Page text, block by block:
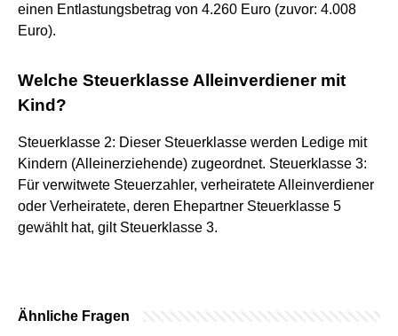
einen Entlastungsbetrag von 4.260 Euro (zuvor: 4.008
Euro).
Welche Steuerklasse Alleinverdiener mit
Kind?
Steuerklasse 2: Dieser Steuerklasse werden Ledige mit
Kindern (Alleinerziehende) zugeordnet. Steuerklasse 3:
Für verwitwete Steuerzahler, verheiratete Alleinverdiener
oder Verheiratete, deren Ehepartner Steuerklasse 5
gewählt hat, gilt Steuerklasse 3.
Ähnliche Fragen